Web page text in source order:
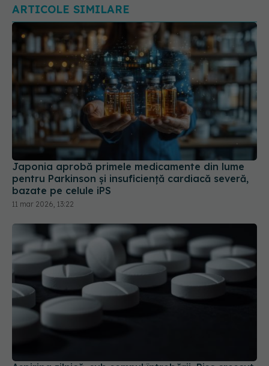
ARTICOLE SIMILARE
Japonia aprobă primele medicamente din lume
pentru Parkinson și insuficiență cardiacă severă,
bazate pe celule iPS
11 mar 2026, 13:22